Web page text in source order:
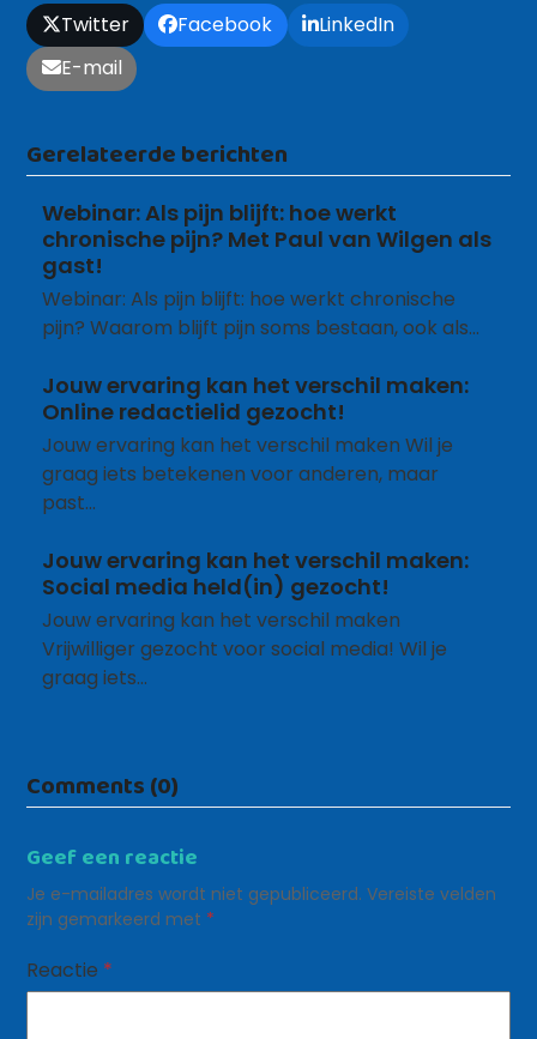
Twitter Facebook
LinkedIn
E-mail
Gerelateerde berichten
Webinar: Als pijn blijft: hoe werkt
chronische pijn? Met Paul van Wilgen als
gast!
Webinar: Als pijn blijft: hoe werkt chronische
pijn? Waarom blijft pijn soms bestaan, ook als…
Jouw ervaring kan het verschil maken:
Online redactielid gezocht!
Jouw ervaring kan het verschil maken Wil je
graag iets betekenen voor anderen, maar
past…
Jouw ervaring kan het verschil maken:
Social media held(in) gezocht!
Jouw ervaring kan het verschil maken
Vrijwilliger gezocht voor social media! Wil je
graag iets…
Comments (0)
Geef een reactie
Je e-mailadres wordt niet gepubliceerd. Vereiste velden
zijn gemarkeerd met *
Reactie *